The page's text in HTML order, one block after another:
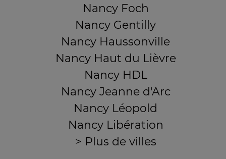
Nancy Foch
Nancy Gentilly
Nancy Haussonville
Nancy Haut du Lièvre
Nancy HDL
Nancy Jeanne d'Arc
Nancy Léopold
Nancy Libération
> Plus de villes